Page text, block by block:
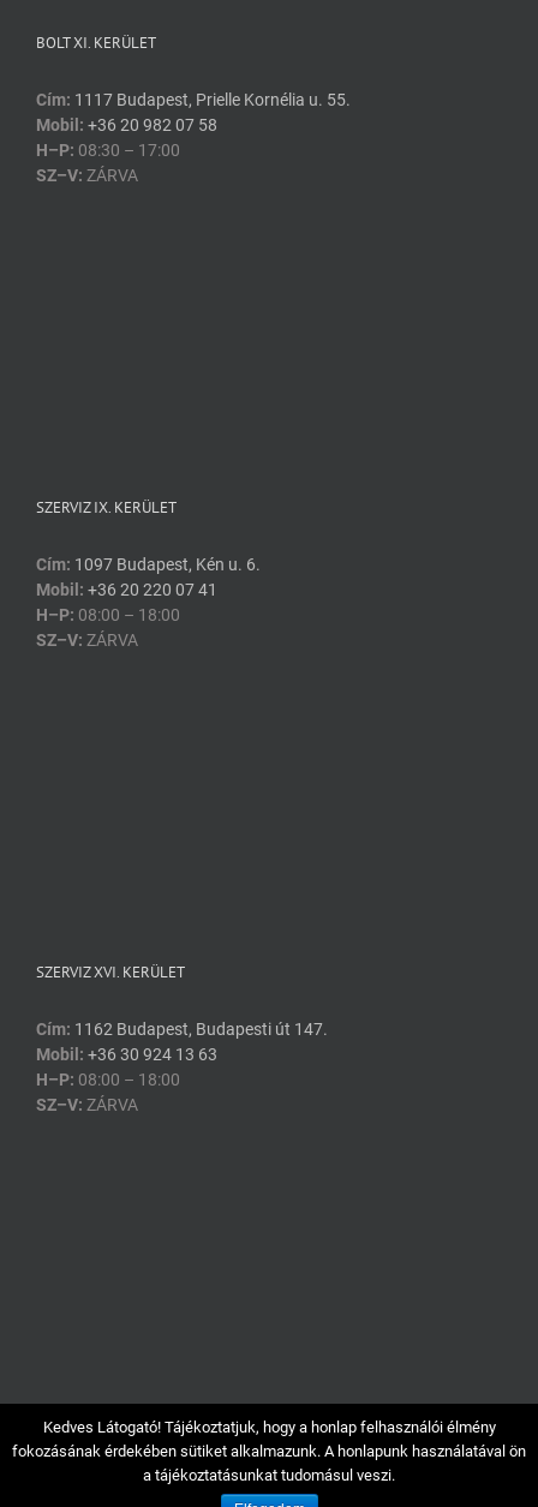
BOLT XI. KERÜLET
Cím: 1117 Budapest, Prielle Kornélia u. 55.
Mobil: +36 20 982 07 58
H–P: 08:30 – 17:00
SZ–V: ZÁRVA
SZERVIZ IX. KERÜLET
Cím: 1097 Budapest, Kén u. 6.
Mobil: +36 20 220 07 41
H–P: 08:00 – 18:00
SZ–V: ZÁRVA
SZERVIZ XVI. KERÜLET
Cím: 1162 Budapest, Budapesti út 147.
Mobil: +36 30 924 13 63
H–P: 08:00 – 18:00
SZ–V: ZÁRVA
Kedves Látogató! Tájékoztatjuk, hogy a honlap felhasználói élmény
fokozásának érdekében sütiket alkalmazunk. A honlapunk használatával ön
a tájékoztatásunkat tudomásul veszi.